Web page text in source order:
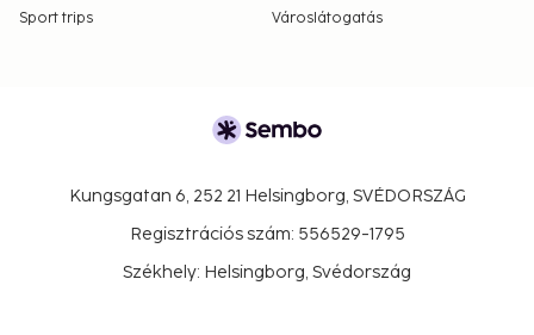
Sport trips
Városlátogatás
Kungsgatan 6, 252 21 Helsingborg, SVÉDORSZÁG
Regisztrációs szám: 556529-1795
Székhely: Helsingborg, Svédország